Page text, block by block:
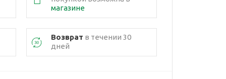
магазине
Возврат в течении 30
дней